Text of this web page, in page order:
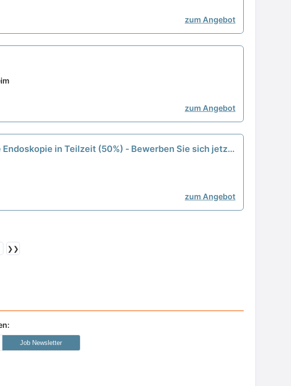
zum Angebot
zum Angebot
in Teilzeit (50%) - Bewerben Sie sich jetzt!
zum Angebot
❯❯
Job Newsletter